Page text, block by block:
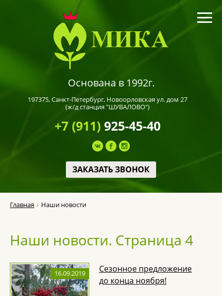
Основана в 1992г.
197375,Санкт-Петербург, Новоорловская ул. дом 27
(ж/д станция "ШУВАЛОВО")
+7 (911)925-45-40
ЗАКАЗАТЬ ЗВОНОК
Главная Наши новости
Наши новости. Страница 4
16.09.2019
Сезонное предложение
до конца ноября!